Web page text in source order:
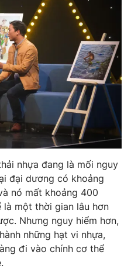
video
Thể thao
động sản
lòng Việt
nhựa đang là mối nguy
đại dương có khoảng
nó mất khoảng 400
là một thời gian lâu hơn
Nhưng nguy hiểm hơn,
những hạt vi nhựa,
đi vào chính cơ thể